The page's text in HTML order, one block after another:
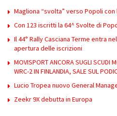
Magliona “svolta” verso Popoli con
Con 123 iscritti la 64^ Svolte di
Il 44° Rally Casciana Terme entra
apertura delle iscrizioni
MOVISPORT ANCORA SUGLI SCUDI
WRC-2 IN FINLANDIA, SALE SUL
Lucio Tropea nuovo General
Zeekr 9X debutta in Europa